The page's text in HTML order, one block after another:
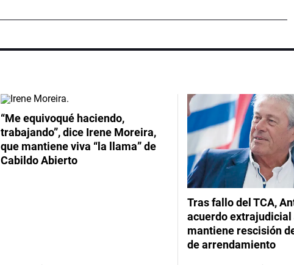
“Me equivoqué haciendo,
trabajando”, dice Irene Moreira,
que mantiene viva “la llama” de
Cabildo Abierto
Tras fallo del TCA,
acuerdo extrajudicial
mantiene rescisión
de arrendamiento